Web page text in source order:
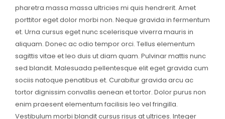
pharetra massa massa ultricies mi quis hendrerit. Amet
porttitor eget dolor morbi non. Neque gravida in fermentum
et. Urna cursus eget nunc scelerisque viverra mauris in
aliquam. Donec ac odio tempor orci. Tellus elementum
sagittis vitae et leo duis ut diam quam. Pulvinar mattis nunc
sed blandit. Malesuada pellentesque elit eget gravida cum
sociis natoque penatibus et. Curabitur gravida arcu ac
tortor dignissim convallis aenean et tortor. Dolor purus non
enim praesent elementum facilisis leo vel fringilla.
Vestibulum morbi blandit cursus risus at ultrices. Integer